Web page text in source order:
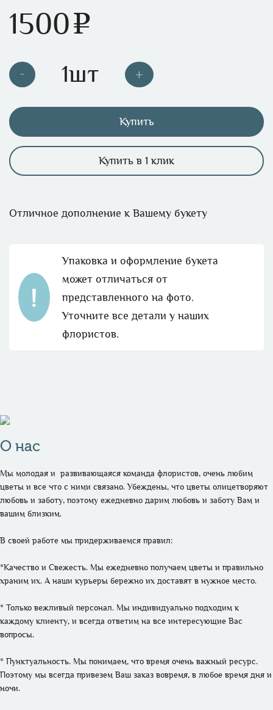
1500 e
Купить
Купить в 1 клик
Отличное дополнение к Вашему букету
Упаковка и оформление букета
может отличаться от
представленного на фото.
Уточните все детали у наших
флористов.
О нас
Мы молодая и  развивающаяся команда флористов, очень любим
цветы и все что с ними связано. Убеждены, что цветы олицетворяют
любовь и заботу, поэтому ежедневно дарим любовь и заботу Вам и
вашим близким.
В своей работе мы придерживаемся правил:
*Качество и Свежесть. Мы ежедневно получаем цветы и правильно
храним их. А наши курьеры бережно их доставят в нужное место.
* Только вежливый персонал. Мы индивидуально подходим к
каждому клиенту, и всегда ответим на все интересующие Вас
вопросы.
* Пунктуальность. Мы понимаем, что время очень важный ресурс.
Поэтому мы всегда привезем Ваш заказ вовремя, в любое время дня и
ночи.